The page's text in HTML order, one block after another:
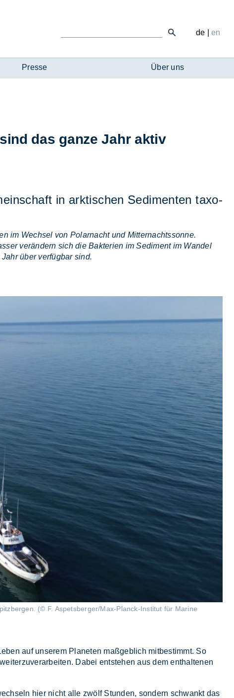
Presse Über uns
de |en
das gan­ze Jahr ak­tiv
in ark­ti­schen Se­di­men­ten ta­xo­
im Wechsel von Polarnacht und Mitternachtssonne.
verändern sich die Bakterien im Sediment im Wandel
über verfügbar sind.
(© F. Aspetsberger/Max-Planck-Institut für Marine
auf un­se­rem Pla­ne­ten maß­geb­lich mit­be­stimmt. So
Da­bei ent­ste­hen aus dem ent­hal­te­nen
hier nicht alle zwölf Stun­den, son­dern schwankt das